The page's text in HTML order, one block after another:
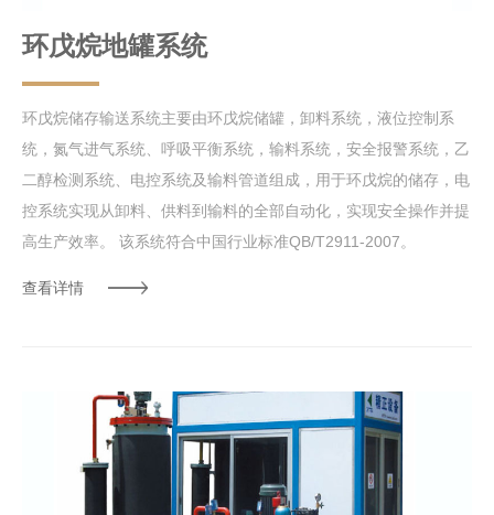
环戊烷地罐系统
环戊烷储存输送系统主要由环戊烷储罐，卸料系统，液位控制系
统，氮气进气系统、呼吸平衡系统，输料系统，安全报警系统，乙
二醇检测系统、电控系统及输料管道组成，用于环戊烷的储存，电
控系统实现从卸料、供料到输料的全部自动化，实现安全操作并提
高生产效率。 该系统符合中国行业标准QB/T2911-2007。
查看详情